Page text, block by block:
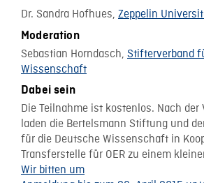
Dr. Sandra Hofhues, Zeppelin
Moderation
Sebastian Horndasch, Stifterverband
Wissenschaft
Dabei sein
Die Teilnahme ist kostenlos. Nach der
laden die Bertelsmann Stiftung und
für die Deutsche Wissenschaft in
Transferstelle für OER zu einem
Wir bitten um